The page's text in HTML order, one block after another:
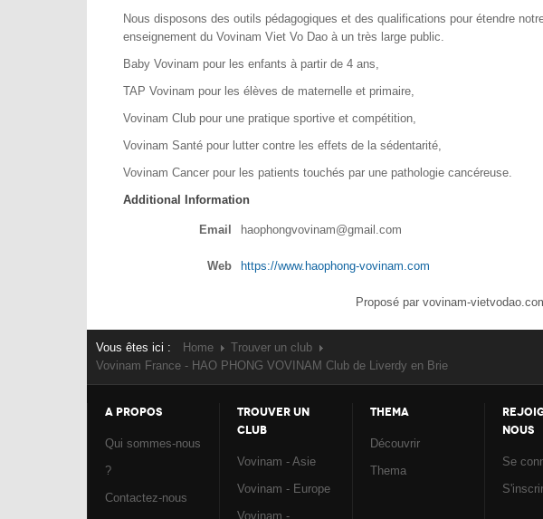
Nous disposons des outils pédagogiques et des qualifications pour étendre
enseignement du Vovinam Viet Vo Dao à un très large public.
Baby Vovinam pour les enfants à partir de 4 ans,
TAP Vovinam pour les élèves de maternelle et primaire,
Vovinam Club pour une pratique sportive et compétition,
Vovinam Santé pour lutter contre les effets de la sédentarité,
Vovinam Cancer pour les patients touchés par une pathologie cancéreuse.
Additional Information
Email haophongvovinam@gmail.com
Web https://www.haophong-vovinam.com
Proposé par vovinam-
Vous êtes ici : Home
Trouver un club
Vovinam France - HAO PHONG VOVINAM Club de Liverdy en Brie
A PROPOS
Qui sommes-nous
?
Contactez-nous
TROUVER UN
CLUB
Vovinam - Asie
Vovinam - Europe
Vovinam -
THEMA
Découvrir
Thema
NOUS
Se